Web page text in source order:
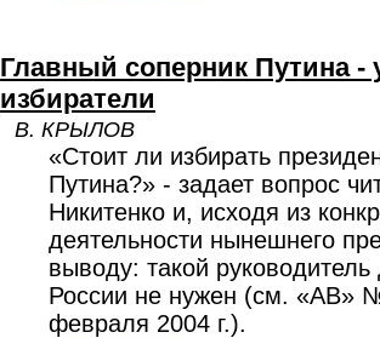
Главный соперник Путина -
избиратели
В. КРЫЛОВ
«Стоит ли избирать
Путина?» - задает вопрос
Никитенко и, исходя из
деятельности нынешнего
выводу: такой руководитель
России не нужен (см. «АВ»
февраля 2004 г.).